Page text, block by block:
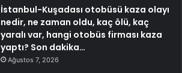
İstanbul-Kuşadası otobüsü kaza olayı
nedir, ne zaman oldu, kaç ölü, kaç
yaralı var, hangi otobüs firması kaza
yaptı? Son dakika…
Ağustos 7, 2026